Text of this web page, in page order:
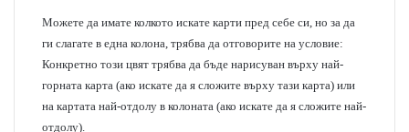
Можете да имате колкото искате карти пред себе си, но за да
ги слагате в една колона, трябва да отговорите на условие:
Конкретно този цвят трябва да бъде нарисуван върху най-
горната карта (ако искате да я сложите върху тази карта) или
на картата най-отдолу в колоната (ако искате да я сложите най-
отдолу).